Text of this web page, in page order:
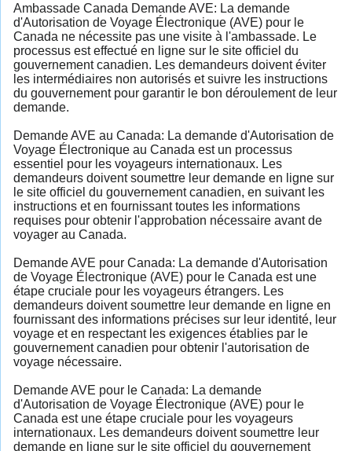
Ambassade Canada Demande AVE: La demande
d'Autorisation de Voyage Électronique (AVE) pour le
Canada ne nécessite pas une visite à l'ambassade. Le
processus est effectué en ligne sur le site officiel du
gouvernement canadien. Les demandeurs doivent éviter
les intermédiaires non autorisés et suivre les instructions
du gouvernement pour garantir le bon déroulement de leur
demande.
Demande AVE au Canada: La demande d'Autorisation de
Voyage Électronique au Canada est un processus
essentiel pour les voyageurs internationaux. Les
demandeurs doivent soumettre leur demande en ligne sur
le site officiel du gouvernement canadien, en suivant les
instructions et en fournissant toutes les informations
requises pour obtenir l'approbation nécessaire avant de
voyager au Canada.
Demande AVE pour Canada: La demande d'Autorisation
de Voyage Électronique (AVE) pour le Canada est une
étape cruciale pour les voyageurs étrangers. Les
demandeurs doivent soumettre leur demande en ligne en
fournissant des informations précises sur leur identité, leur
voyage et en respectant les exigences établies par le
gouvernement canadien pour obtenir l'autorisation de
voyage nécessaire.
Demande AVE pour le Canada: La demande
d'Autorisation de Voyage Électronique (AVE) pour le
Canada est une étape cruciale pour les voyageurs
internationaux. Les demandeurs doivent soumettre leur
demande en ligne sur le site officiel du gouvernement